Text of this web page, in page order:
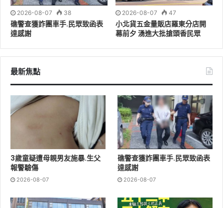
默默守護社會的無名英雄，他們的付出值得我們最誠摯的
感謝與最大的支持。
2026-08-07 38
礁警查獲詐團車手.民眾致函表
達感謝
2026-08-07 47
小北貨五金量販店羅東分店開
幕前夕 湧進大批搶頭香民眾
最新焦點
3歲童疑遭母親男友施暴.生父
報警驗傷
2026-08-07
礁警查獲詐團車手.民眾致函表
達感謝
2026-08-07